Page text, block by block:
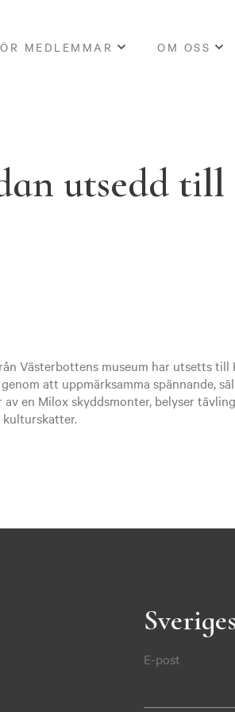
MEDLEMMAR OM OSS
utsedd
Västerbottens museum har utsetts
att uppmärksamma spännande,
en Milox skyddsmonter, belyser
kulturskatter.
E-post